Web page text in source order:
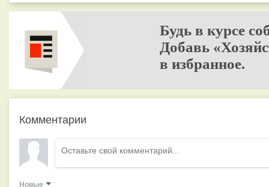
Будь в курсе
Добавь
в избранное.
Комментарии
Новые